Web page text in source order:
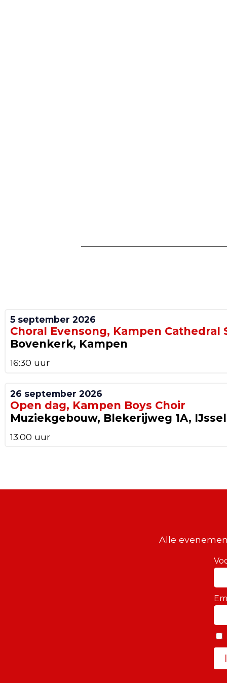
5 september 2026
Choral Evensong, Kampen Cathedral
Bovenkerk, Kampen
16:30 uur
26 september 2026
Open dag, Kampen Boys Choir
Muziekgebouw, Blekerijweg 1A,
13:00 uur
Alle